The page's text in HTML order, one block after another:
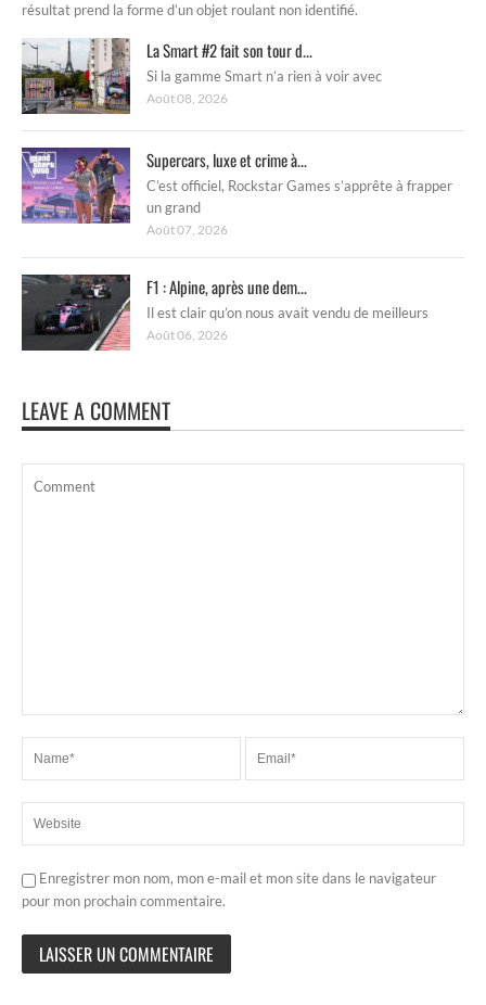
résultat prend la forme d’un objet roulant non identifié.
La Smart #2 fait son tour d...
Si la gamme Smart n’a rien à voir avec
Août 08, 2026
Supercars, luxe et crime à...
C’est officiel, Rockstar Games s’apprête à frapper
un grand
Août 07, 2026
F1 : Alpine, après une dem...
Il est clair qu’on nous avait vendu de meilleurs
Août 06, 2026
LEAVE A COMMENT
Enregistrer mon nom, mon e-mail et mon site dans le navigateur
pour mon prochain commentaire.